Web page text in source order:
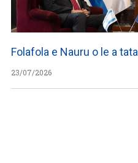
Folafola e Nauru o le a
23/07/2026